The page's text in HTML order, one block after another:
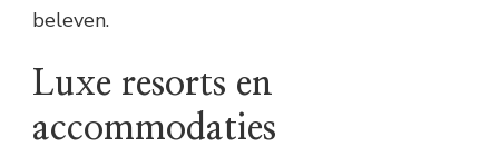
beleven.
Luxe resorts en
accommodaties